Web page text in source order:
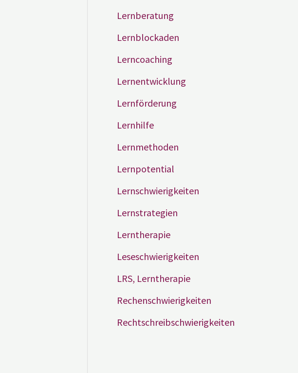
Lernberatung
Lernblockaden
Lerncoaching
Lernentwicklung
Lernförderung
Lernhilfe
Lernmethoden
Lernpotential
Lernschwierigkeiten
Lernstrategien
Lerntherapie
Leseschwierigkeiten
LRS, Lerntherapie
Rechenschwierigkeiten
Rechtschreibschwierigkeiten